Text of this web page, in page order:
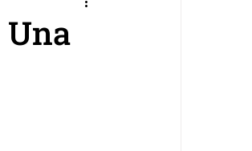
VOCI DA ISRAELE